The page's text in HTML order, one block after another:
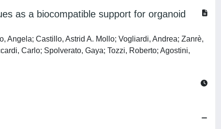
as a biocompatible support for organoid
Angela; Castillo, Astrid A. Mollo; Vogliardi, Andrea; Zanrè,
Carlo; Spolverato, Gaya; Tozzi, Roberto; Agostini,